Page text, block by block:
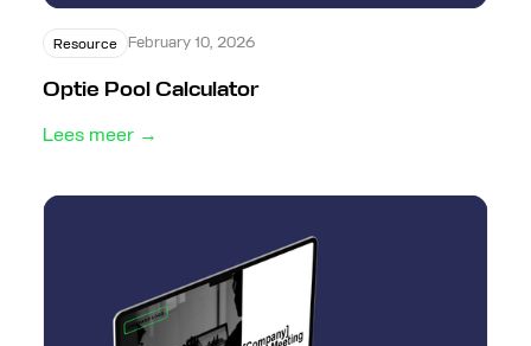
Resource February 10, 2026
Optie Pool Calculator
Lees meer →